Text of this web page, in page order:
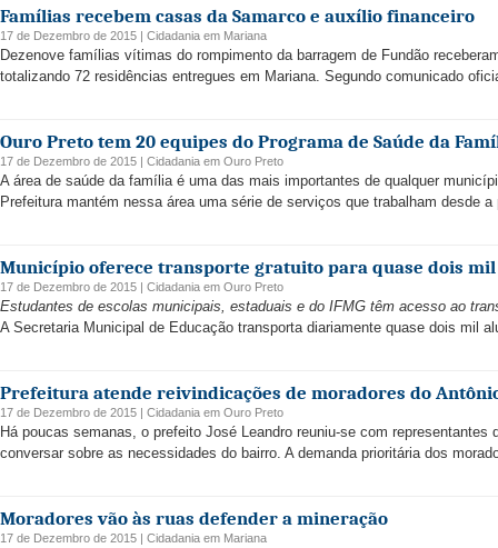
Famílias recebem casas da Samarco e auxílio financeiro
17 de Dezembro de 2015 | Cidadania em Mariana
Dezenove famílias vítimas do rompimento da barragem de Fundão
totalizando 72 residências entregues em Mariana. Segundo comunicado
Ouro Preto tem 20 equipes do Programa de Saúde da
17 de Dezembro de 2015 | Cidadania em Ouro Preto
A área de saúde da família é uma das mais importantes de qualquer
Prefeitura mantém nessa área uma série de serviços que trabalham desde
Município oferece transporte gratuito para quase dois mil
17 de Dezembro de 2015 | Cidadania em Ouro Preto
Estudantes de escolas municipais, estaduais e do IFMG têm acesso ao
A Secretaria Municipal de Educação transporta diariamente quase dois mil
Prefeitura atende reivindicações de moradores do
17 de Dezembro de 2015 | Cidadania em Ouro Preto
Há poucas semanas, o prefeito José Leandro reuniu-se com
conversar sobre as necessidades do bairro. A demanda prioritária dos
Moradores vão às ruas defender a mineração
17 de Dezembro de 2015 | Cidadania em Mariana